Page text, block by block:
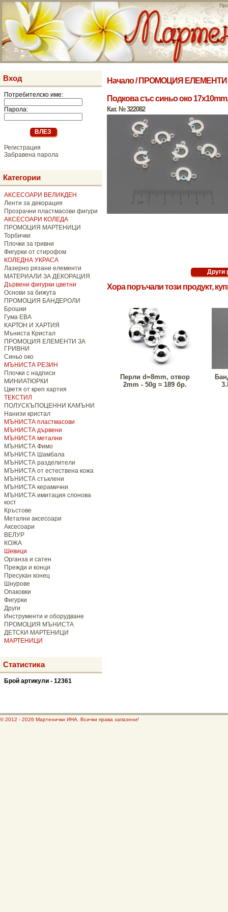
Вход
Потребителско име:
Парола:
Регистрация
Забравена парола
Категории
АКСЕСОАРИ ВЕЛИКДЕН
Ленти за декорация
Прозрачни пластмасови фигури
АКСЕСОАРИ КОЛЕДА
ПРОМОЦИЯ МАРТЕНИЦИ
Торбички
Плочки за гривни
Фигурки от стирофом
КОЛЕДНА УКРАСА
Лазерно рязани елементи
МАТЕРИАЛИ ЗА ДЕКОРАЦИЯ
Дървени фигурки цветни
Основи за бижута
ПРОМОЦИЯ БАНДЕРОЛИ
Брошки
Гума ЕВА
КАРТОН И ХАРТИЯ
Мъниста Кристал
ПРОМОЦИЯ ЕЛЕМЕНТИ ЗА
ГРИВНИ
Синьо око
МЪНИСТА РЕЗИН
Плочки с надписи
МИНИАТЮРКИ
Цветя от креп хартия
ТЕКСТИЛ
ПОЛУСКЪПОЦЕННИ КАМЪНИ
Нанизи кристал
МЪНИСТА пластмасови
МЪНИСТА дървени
МЪНИСТА метални
МЪНИСТА Фимо
МЪНИСТА Шамбала
МЪНИСТА разделители
МЪНИСТА от естествена кожа
МЪНИСТА стъклени
МЪНИСТА керамични
МЪНИСТА имитация слонова
кост
Кръстове
Метални аксесоари
Аксесоари
ВЕЛУР
КОЖА
Шевици
Органза и сатен
Прежди и конци
Пресукан конец
Шнурове
Опаковки
Фигурки
Други
Инструменти и оборудване
ПРОМОЦИЯ МЪНИСТА
ДЕТСКИ МАРТЕНИЦИ
МАРТЕНИЦИ
Статистика
Брой артикули - 12361
Начало/ ПРОМОЦИЯ ЕЛЕМЕНТИ
Подкова със синьо око
Кат. № 322082
Хора поръчали този продукт,
Перли d=8mm, отвор
2mm - 50g ≈ 189 бр.
© 2012 - 2026 Мартенички ИНА. Всички права запазени!